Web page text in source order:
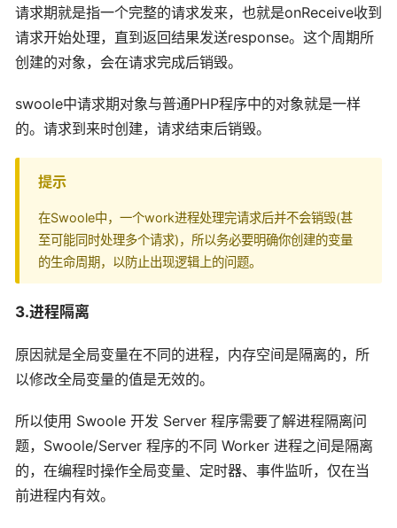
请求期就是指一个完整的请求发来，也就是onReceive收到
请求开始处理，直到返回结果发送response。这个周期所
创建的对象，会在请求完成后销毁。
swoole中请求期对象与普通PHP程序中的对象就是一样
的。请求到来时创建，请求结束后销毁。
提示
在Swoole中，一个work进程处理完请求后并不会销毁(甚
至可能同时处理多个请求)，所以务必要明确你创建的变量
的生命周期，以防止出现逻辑上的问题。
3.进程隔离
原因就是全局变量在不同的进程，内存空间是隔离的，所
以修改全局变量的值是无效的。
所以使用 Swoole 开发 Server 程序需要了解进程隔离问
题，Swoole/Server 程序的不同 Worker 进程之间是隔离
的，在编程时操作全局变量、定时器、事件监听，仅在当
前进程内有效。